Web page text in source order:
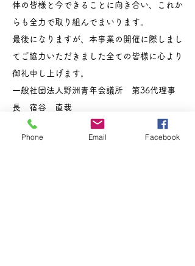
体の皆様と今できることに向き合い、これか
らも全力で取り組んでまいります。
最後になりますが、本事業の開催に際しまし
てご協力いただきました全ての皆様に心より
御礼申し上げます。
一般社団法人野洲青年会議所 第36代理事
長 宿谷 直哉
一般社団法人 野洲青年会議所
Phone Email Facebook